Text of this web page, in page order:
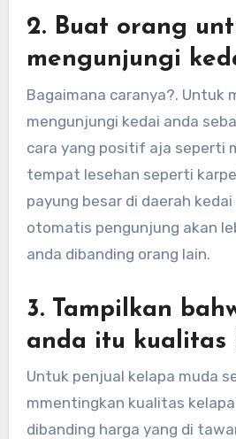
2. Buat orang
mengunjungi
Bagaimana caranya?. Untuk
mengunjungi kedai anda
cara yang positif aja seperti
tempat lesehan seperti
payung besar di daerah kedai
otomatis pengunjung akan
anda dibanding orang lain.
3. Tampilkan
anda itu kualitas
Untuk penjual kelapa muda
mmentingkan kualitas
dibanding harga yang di